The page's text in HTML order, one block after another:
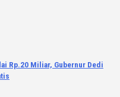
Rp.20 Miliar, Gubernur Dedi